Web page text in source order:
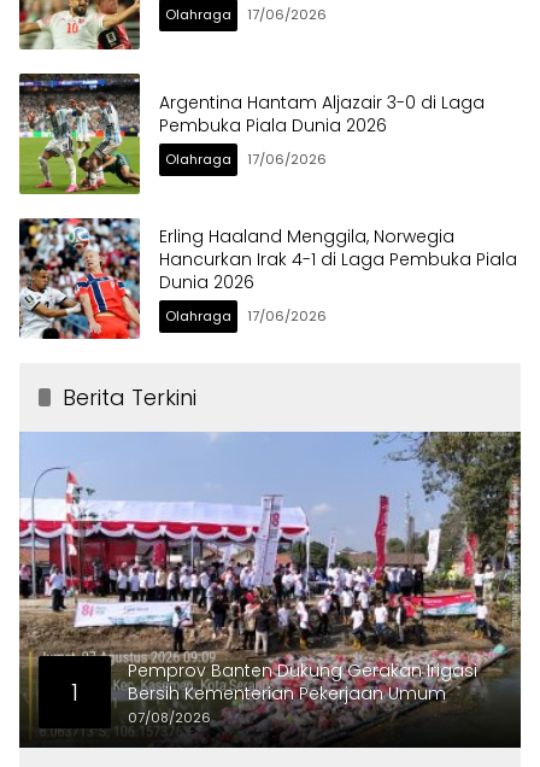
Olahraga 17/06/2026
Argentina Hantam Aljazair 3-0 di Laga
Pembuka Piala Dunia 2026
Olahraga 17/06/2026
Erling Haaland Menggila, Norwegia
Hancurkan Irak 4-1 di Laga Pembuka Piala
Dunia 2026
Olahraga 17/06/2026
Berita Terkini
1
Pemprov Banten Dukung Gerakan Irigasi
Bersih Kementerian Pekerjaan Umum
07/08/2026